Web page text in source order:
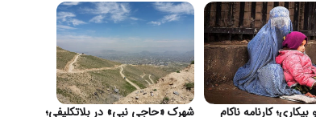
کارنامه ناکام
شهرک «حاجی نبی» در بلاتکلیفی؛